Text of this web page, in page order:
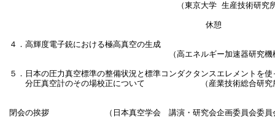
（東京大学 生産技術研究所） 　武安 光
休憩
４．高輝度電子銃における極高真空の生成
（高エネルギー加速器研究機構）　山本
５．日本の圧力真空標準の整備状況と標準コンダクタンスエレメントを使
分圧真空計のその場校正について　　　　　　　（産業技術総合研
閉会の挨拶　　　　　　　（日本真空学会　講演・研究会企画委員会